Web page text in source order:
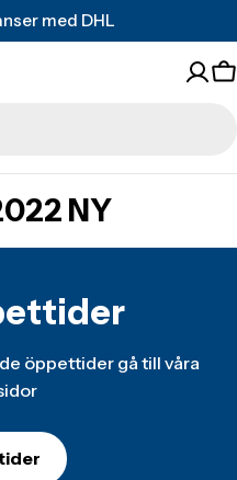
med DHL
NY
öppettider gå till våra